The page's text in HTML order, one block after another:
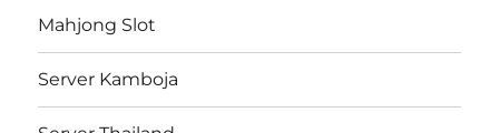
Mahjong Slot
Server Kamboja